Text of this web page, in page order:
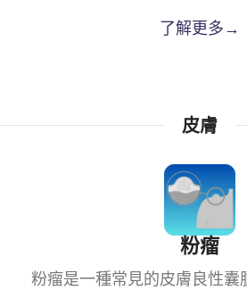
了解更多→
皮膚
粉瘤
粉瘤是一種常見的皮膚良性囊